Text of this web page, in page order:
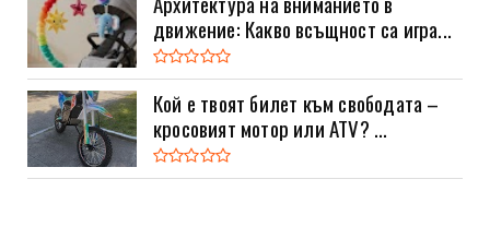
движение: Какво всъщност са игра...
Кой е твоят билет към свободата –
кросовият мотор или ATV? ...